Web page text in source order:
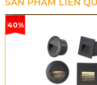
Thông số chi
Mã sản phẩm:
Loại bóng: LED 3
SẢN PHẨM LIÊN
40%